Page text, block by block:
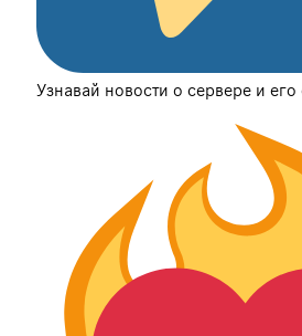
Узнавай новости о сервере и его